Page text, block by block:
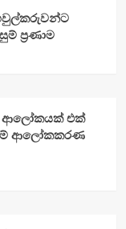
ප්‍රණාම
ආලෝකයක් එක්
ආලෝකකරණ